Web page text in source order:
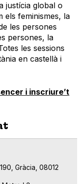
justícia global o
els feminismes, la
les persones
persones, la
les sessions
en castellà i
i inscriure’t
Gràcia, 08012